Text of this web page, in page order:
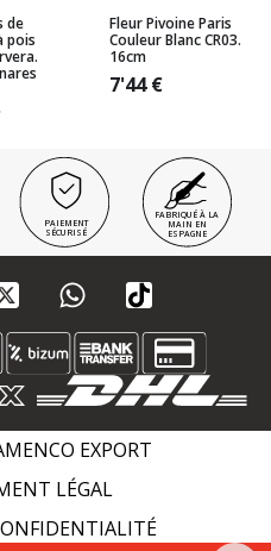
de
pois
Fleur Pivoine Paris
Couleur Blanc CR03.
16cm
7'44€
PAIEMENT
SÉCURISÉ
FABRIQUÉ À LA
MAIN EN
ESPAGNE
EXPORT
LÉGAL